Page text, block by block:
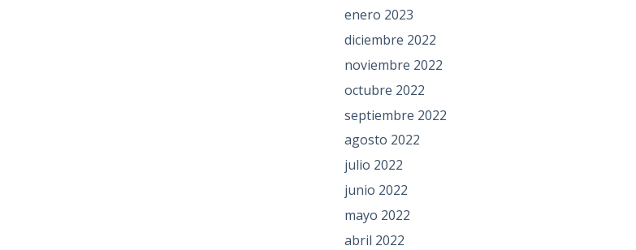
enero 2023
diciembre 2022
noviembre 2022
octubre 2022
septiembre 2022
agosto 2022
julio 2022
junio 2022
mayo 2022
abril 2022